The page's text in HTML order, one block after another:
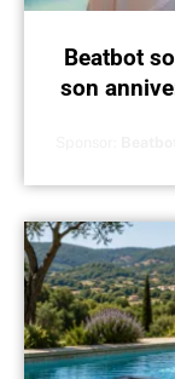
Beatbot
son